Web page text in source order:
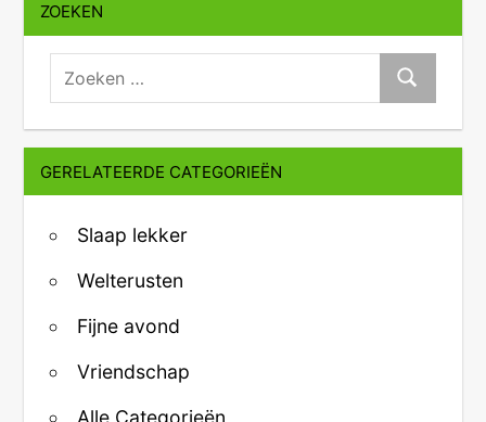
ZOEKEN
zoeken:
Zoeken
GERELATEERDE CATEGORIEËN
Slaap lekker
Welterusten
Fijne avond
Vriendschap
Alle Categorieën